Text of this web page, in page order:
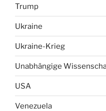
Trump
Ukraine
Ukraine-Krieg
Unabhängige
USA
Venezuela